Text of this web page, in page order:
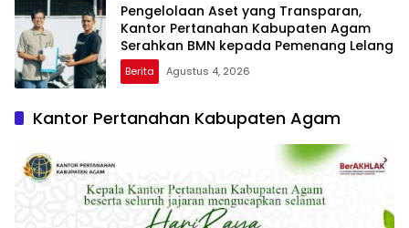
Pengelolaan Aset yang Transparan,
Kantor Pertanahan Kabupaten Agam
Serahkan BMN kepada Pemenang Lelang
Berita Agustus 4, 2026
Kantor Pertanahan Kabupaten Agam